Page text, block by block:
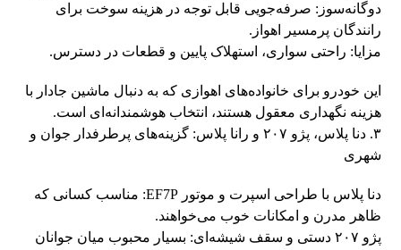
دوگانه‌سوز: صرفه‌جویی قابل توجه در هزینه سوخت برای
رانندگان پرمسیر اهواز.
مزایا: راحتی سواری، استهلاک پایین و قطعات در دسترس.
این خودرو برای خانواده‌های اهوازی که به دنبال ماشین جادار با
هزینه نگهداری معقول هستند، انتخاب هوشمندانه‌ای است.
۳. دنا پلاس، پژو ۲۰۷ و رانا پلاس: گزینه‌های پرطرفدار جوان و
شهری
دنا پلاس با طراحی اسپرت و موتور EF7P: مناسب کسانی که
ظاهر مدرن و امکانات خوب می‌خواهند.
پژو ۲۰۷ دستی و سقف شیشه‌ای: بسیار محبوب میان جوانان